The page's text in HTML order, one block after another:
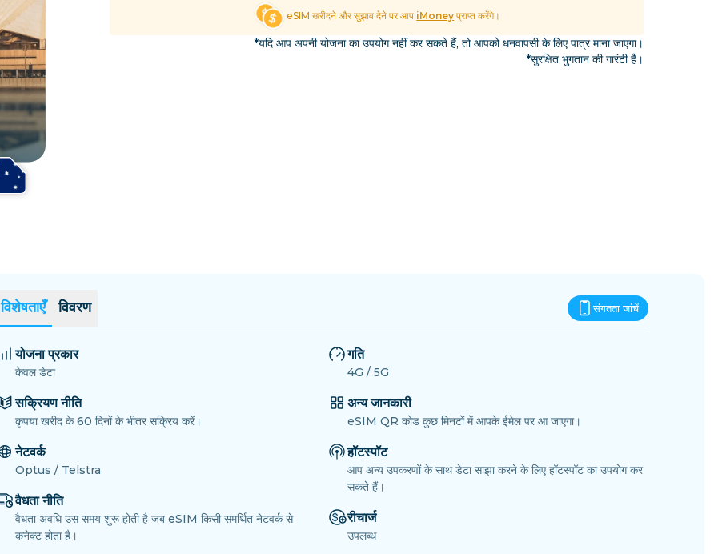
सभी गंतव्यों का अन्वेषण करें
eSIM खरीदने और सुझाव देने पर आप iMoney प्राप्त करेंगे।
*यदि आप अपनी योजना का उपयोग नहीं कर सकते हैं, तो आपको धनवापसी के लिए पात्र माना जाएगा।
*सुरक्षित भुगतान की गारंटी है।
विशेषताएँ विवरण संगतता जांचें
योजना प्रकार
केवल डेटा
सक्रियण नीति
कृपया खरीद के 60 दिनों के भीतर सक्रिय करें।
नेटवर्क
Optus / Telstra
वैधता नीति
वैधता अवधि उस समय शुरू होती है जब eSIM किसी समर्थित नेटवर्क से
कनेक्ट होता है।
गति
4G / 5G
अन्य जानकारी
eSIM QR कोड कुछ मिनटों में आपके ईमेल पर आ जाएगा।
हॉटस्पॉट
आप अन्य उपकरणों के साथ डेटा साझा करने के लिए हॉटस्पॉट का उपयोग कर
सकते हैं।
रीचार्ज
उपलब्ध